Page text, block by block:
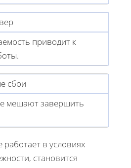
приводит к
сбои
мешают завершить
работает в условиях
становится